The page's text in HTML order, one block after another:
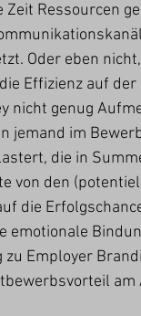
Zeit Ressourcen
Oder eben
Effizienz auf
nicht genug
jemand im
die in
von den
die
emotionale
zu Employer